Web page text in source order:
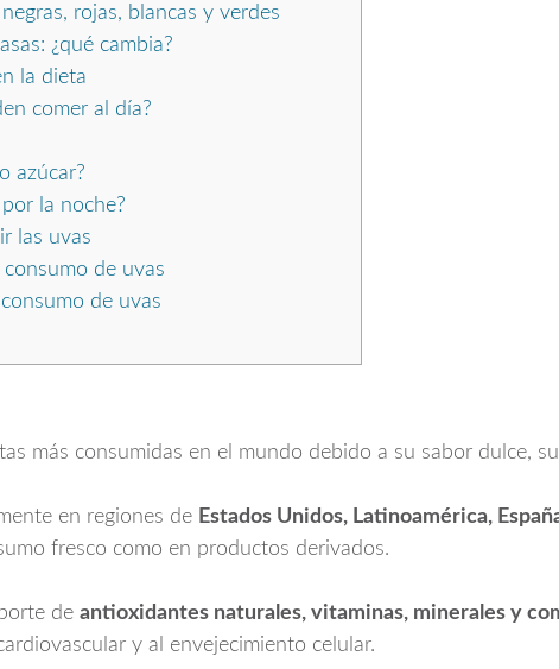
rojas, blancas y verdes
¿qué cambia?
la dieta
comer al día?
azúcar?
la noche?
las uvas
de uvas
de uvas
más consumidas en el mundo debido a su sabor dulce,
en regiones de Estados Unidos, Latinoamérica,
fresco como en productos derivados.
de antioxidantes naturales, vitaminas, minerales y
y al envejecimiento celular.